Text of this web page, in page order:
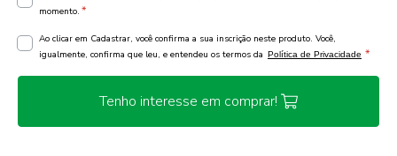
momento. *
Ao clicar em Cadastrar, você confirma a sua inscrição neste produto. Você,
igualmente, confirma que leu, e entendeu os termos da Política de Privacidade *
Tenho interesse em comprar!